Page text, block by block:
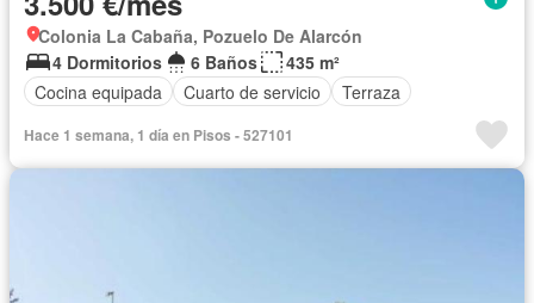
Colonia La Cabaña, Pozuelo De Alarcón
4 Dormitorios
6 Baños
435 m²
Cocina equipada
Cuarto de servicio Terraza
Hace 1 semana, 1 día en Pisos - 527101